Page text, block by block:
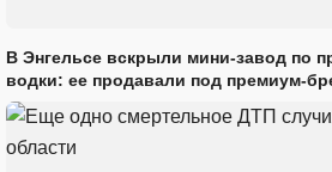
В Энгельсе вскрыли мини-завод по
водки: ее продавали под премиум-